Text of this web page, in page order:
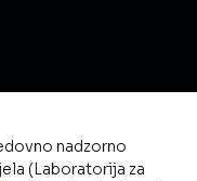
nadzorno
(Laboratorija za